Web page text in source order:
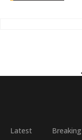
Latest
Breaking